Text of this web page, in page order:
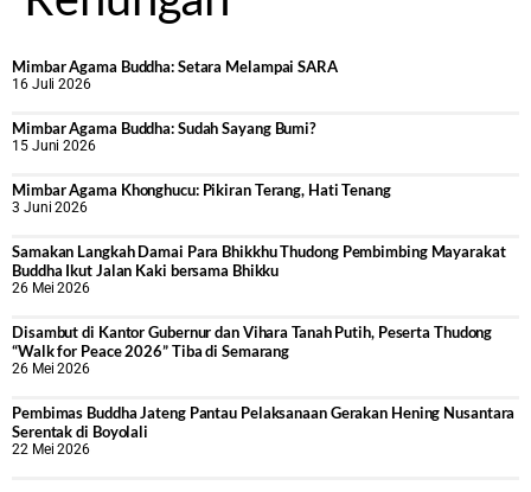
Mimbar Agama Buddha: Setara Melampai SARA
16 Juli 2026
Mimbar Agama Buddha: Sudah Sayang Bumi?
15 Juni 2026
Mimbar Agama Khonghucu: Pikiran Terang, Hati Tenang
3 Juni 2026
Samakan Langkah Damai Para Bhikkhu Thudong Pembimbing Mayarakat
Buddha Ikut Jalan Kaki bersama Bhikku
26 Mei 2026
Disambut di Kantor Gubernur dan Vihara Tanah Putih, Peserta Thudong
“Walk for Peace 2026” Tiba di Semarang
26 Mei 2026
‎Pembimas Buddha Jateng Pantau Pelaksanaan Gerakan Hening Nusantara
Serentak di Boyolali
22 Mei 2026